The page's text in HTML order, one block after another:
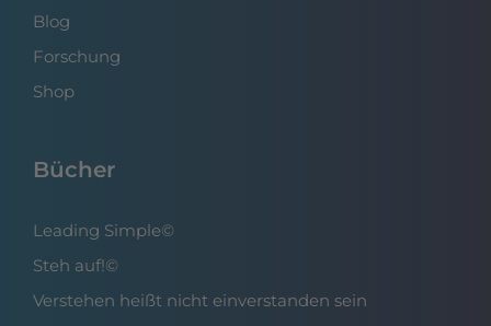
Blog
Forschung
Shop
Bücher
Leading Simple©
Steh auf!©
Verstehen heißt nicht einverstanden sein